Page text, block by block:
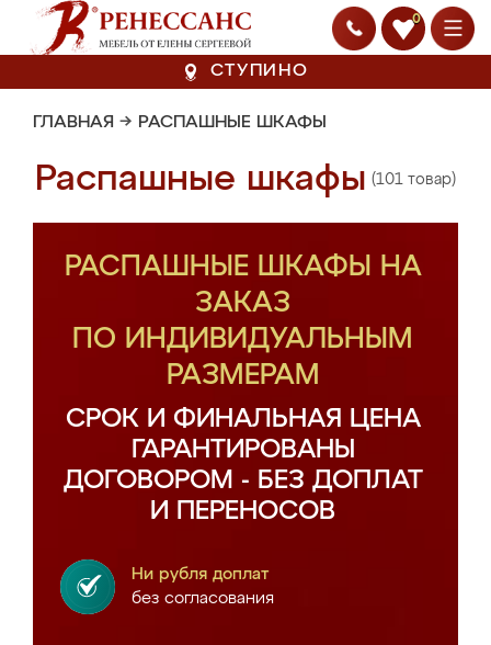
0
СТУПИНО
ГЛАВНАЯ → РАСПАШНЫЕ ШКАФЫ
Распашные шкафы (101 товар)
РАСПАШНЫЕ ШКАФЫ НА
ЗАКАЗ
ПО ИНДИВИДУАЛЬНЫМ
РАЗМЕРАМ
СРОК И ФИНАЛЬНАЯ ЦЕНА
ГАРАНТИРОВАНЫ
ДОГОВОРОМ - БЕЗ ДОПЛАТ
И ПЕРЕНОСОВ
Ни рубля доплат
без согласования